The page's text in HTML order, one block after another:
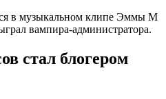
в музыкальном клипе Эммы М
вампира-администратора.
стал блогером